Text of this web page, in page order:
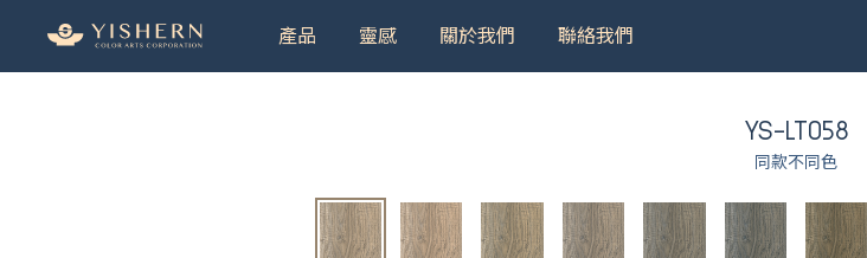
產品 靈感 關於我們 聯絡我們
＃9031 ＃9075 ＃LT001 ＃8502
YS-LT058
同款不同色